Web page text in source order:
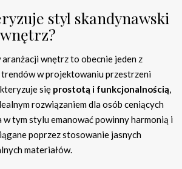
styl skandynawski
wnętrz to obecnie jeden z
w projektowaniu przestrzeni
się prostotą i funkcjonalnością,
rozwiązaniem dla osób ceniących
w tym stylu emanować powinny harmonią i
poprzez stosowanie jasnych
materiałów.